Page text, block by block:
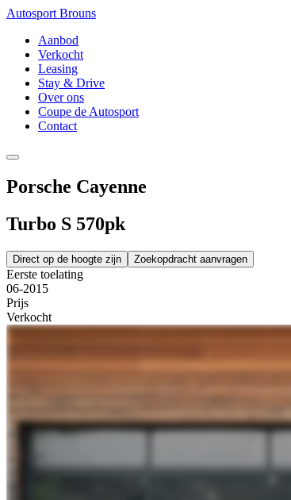
Autosport Brouns
Aanbod
Verkocht
Leasing
Stay & Drive
Over ons
Coupe de Autosport
Contact
Porsche Cayenne
Turbo S 570pk
Direct op de hoogte zijn Zoekopdracht aanvragen
Eerste toelating
06-2015
Prijs
Verkocht